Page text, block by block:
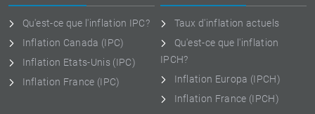
Qu'est-ce que l'inflation IPC?
Inflation Canada (IPC)
Inflation Etats-Unis (IPC)
Inflation France (IPC)
Taux d'inflation actuels
Qu'est-ce que l'inflation
IPCH?
Inflation Europa (IPCH)
Inflation France (IPCH)